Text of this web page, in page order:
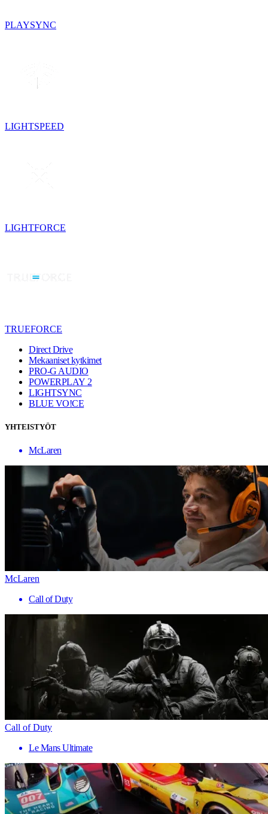
PLAYSYNC
LIGHTSPEED
LIGHTFORCE
TRUEFORCE
Direct Drive
Mekaaniset kytkimet
PRO-G AUDIO
POWERPLAY 2
LIGHTSYNC
BLUE VO!CE
YHTEISTYÖT
McLaren
McLaren
Call of Duty
Call of Duty
Le Mans Ultimate